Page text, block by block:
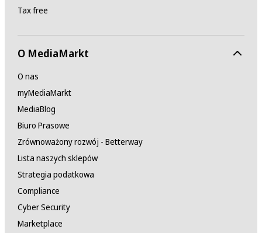
Tax free
O MediaMarkt
O nas
myMediaMarkt
MediaBlog
Biuro Prasowe
Zrównoważony rozwój - Betterway
Lista naszych sklepów
Strategia podatkowa
Compliance
Cyber Security
Marketplace